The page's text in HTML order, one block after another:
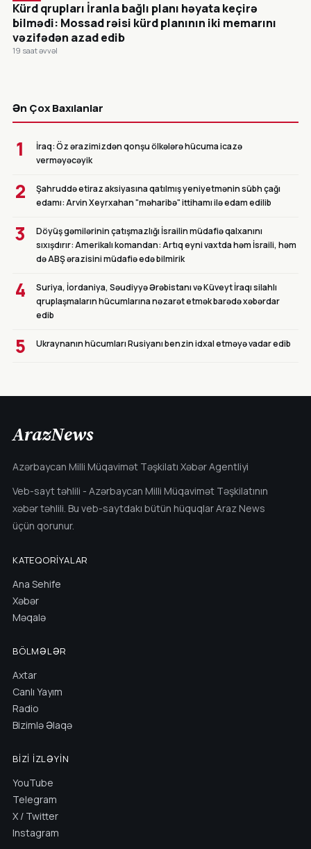
Kürd qrupları İranla bağlı planı həyata keçirə
bilmədi: Mossad rəisi kürd planının iki memarını
vəzifədən azad edib
19 saat əvvəl
Ən Çox Baxılanlar
1
İraq: Öz ərazimizdən qonşu ölkələrə hücuma icazə
verməyəcəyik
2
Şahruddə etiraz aksiyasına qatılmış yeniyetmənin sübh çağı
edamı: Arvin Xeyrxahan "məharibə" ittihamı ilə edam edilib
3
Döyüş gəmilərinin çatışmazlığı İsrailin müdafiə qalxanını
sıxışdırır: Amerikalı komandan: Artıq eyni vaxtda həm İsraili, həm
də ABŞ ərazisini müdafiə edə bilmirik
4
Suriya, İordaniya, Səudiyyə Ərəbistanı və Küveyt İraqı silahlı
qruplaşmaların hücumlarına nəzarət etmək barədə xəbərdar
edib
5 Ukraynanın hücumları Rusiyanı benzin idxal etməyə vadar edib
ArazNews
Azərbaycan Milli Müqavimət Təşkilatı Xəbər Agentliyi
Veb-sayt təhlili - Azərbaycan Milli Müqavimət Təşkilatının
xəbər təhlili. Bu veb-saytdakı bütün hüquqlar Araz News
üçün qorunur.
KATEQORIYALAR
Ana Sehife
Xəbər
Məqalə
BÖLMƏLƏR
Axtar
Canlı Yayım
Radio
Bizimlə Əlaqə
BIZI İZLƏYIN
YouTube
Telegram
X / Twitter
Instagram